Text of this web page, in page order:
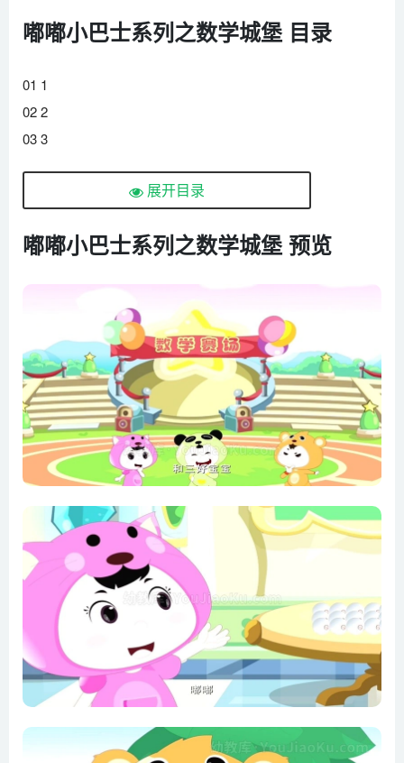
嘟嘟小巴士系列之数学城堡 目录
01 1
02 2
03 3
07 7
11 20
12 30
13 40
14 50
15 60
16 70
17 80
18 90
19 100
20 1000
21 1的加法
22 2的加法
23 3的加法
24 4的加法
25 5的加法
展开目录
嘟嘟小巴士系列之数学城堡 预览